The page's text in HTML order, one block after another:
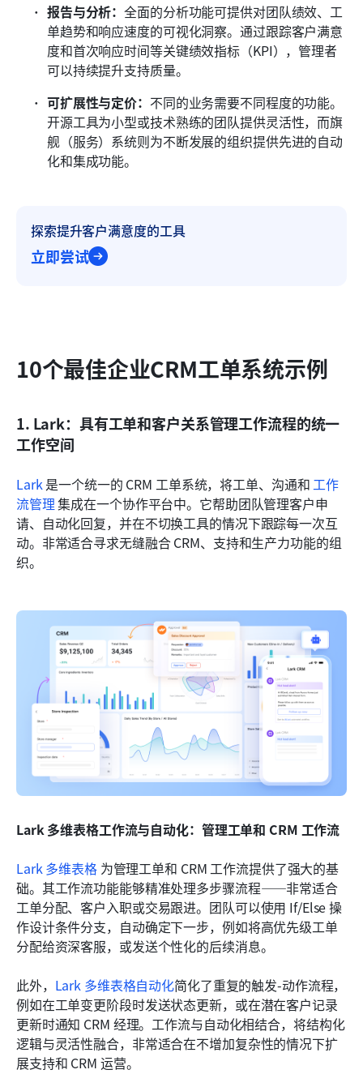
报告与分析：全面的分析功能可提供对团队绩效、工
单趋势和响应速度的可视化洞察。通过跟踪客户满意
度和首次响应时间等关键绩效指标（KPI），管理者
可以持续提升支持质量。
可扩展性与定价： 不同的业务需要不同程度的功能。
开源工具为小型或技术熟练的团队提供灵活性，而旗
舰（服务）系统则为不断发展的组织提供先进的自动
化和集成功能。
探索提升客户满意度的工具
立即尝试
10个最佳企业CRM工单系统示例
1. Lark：具有工单和客户关系管理工作流程的统一
工作空间
Lark 是一个统一的 CRM 工单系统，将工单、沟通和 工作
流管理 集成在一个协作平台中。它帮助团队管理客户申
请、自动化回复，并在不切换工具的情况下跟踪每一次互
动。非常适合寻求无缝融合 CRM、支持和生产力功能的组
织。
Lark 多维表格工作流与自动化：管理工单和 CRM 工作流
Lark 多维表格 为管理工单和 CRM 工作流提供了强大的基
础。其工作流功能能够精准处理多步骤流程——非常适合
工单分配、客户入职或交易跟进。团队可以使用 If/Else 操
作设计条件分支，自动确定下一步，例如将高优先级工单
分配给资深客服，或发送个性化的后续消息。
此外， Lark 多维表格自动化简化了重复的触发-动作流程，
例如在工单变更阶段时发送状态更新，或在潜在客户记录
更新时通知 CRM 经理。工作流与自动化相结合，将结构化
逻辑与灵活性融合，非常适合在不增加复杂性的情况下扩
展支持和 CRM 运营。